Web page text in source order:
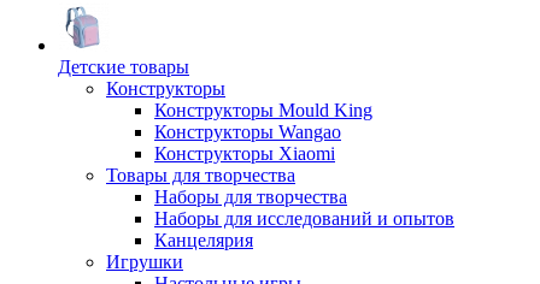
Детские товары
Конструкторы
Конструкторы Mould King
Конструкторы Wangao
Конструкторы Xiaomi
Товары для творчества
Наборы для творчества
Наборы для исследований и опытов
Канцелярия
Игрушки